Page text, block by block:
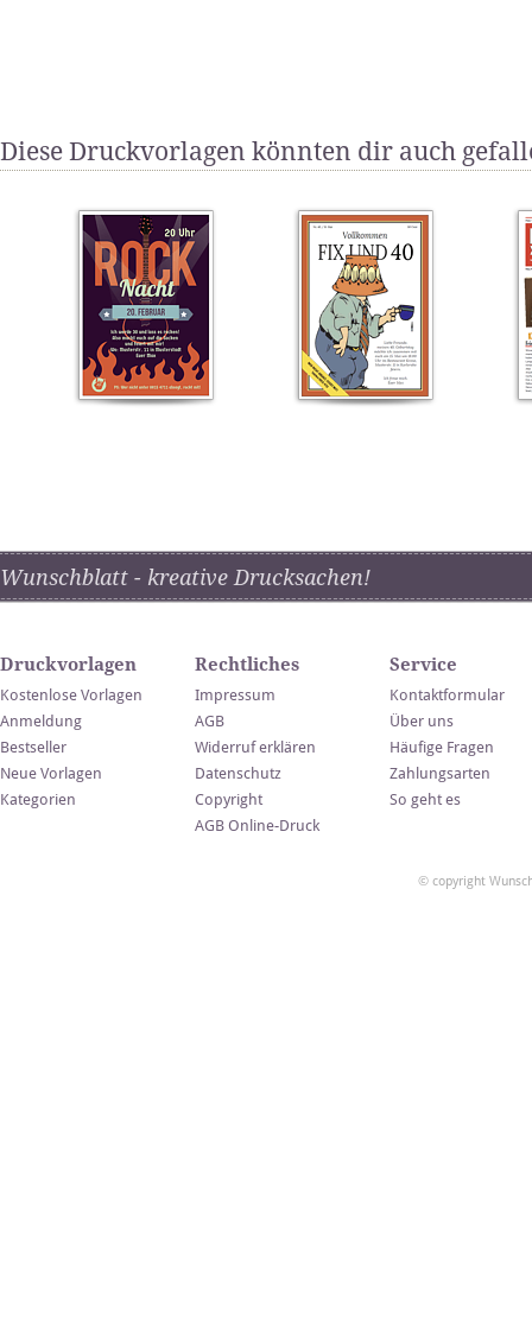
Diese Druckvorlagen könnten dir auch
Wunschblatt - kreative Drucksachen!
Druckvorlagen
Kostenlose Vorlagen
Anmeldung
Bestseller
Neue Vorlagen
Kategorien
Rechtliches
Impressum
AGB
Widerruf erklären
Datenschutz
Copyright
AGB Online-Druck
Service
Kontaktformular
Über uns
Häufige Fragen
Zahlungsarten
So geht es
© copyright